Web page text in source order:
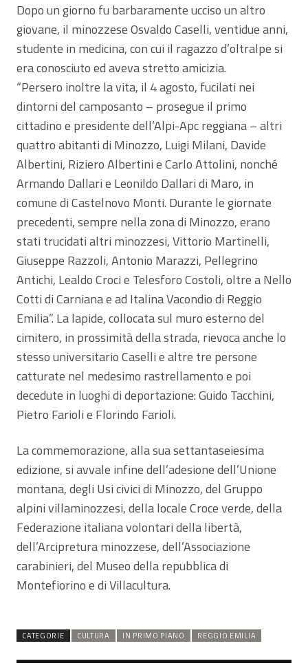
Dopo un giorno fu barbaramente ucciso un altro
giovane, il minozzese Osvaldo Caselli, ventidue anni,
studente in medicina, con cui il ragazzo d’oltralpe si
era conosciuto ed aveva stretto amicizia.
“Persero inoltre la vita, il 4 agosto, fucilati nei
dintorni del camposanto – prosegue il primo
cittadino e presidente dell’Alpi-Apc reggiana – altri
quattro abitanti di Minozzo, Luigi Milani, Davide
Albertini, Riziero Albertini e Carlo Attolini, nonché
Armando Dallari e Leonildo Dallari di Maro, in
comune di Castelnovo Monti. Durante le giornate
precedenti, sempre nella zona di Minozzo, erano
stati trucidati altri minozzesi, Vittorio Martinelli,
Giuseppe Razzoli, Antonio Marazzi, Pellegrino
Antichi, Lealdo Croci e Telesforo Costoli, oltre a Nello
Cotti di Carniana e ad Italina Vacondio di Reggio
Emilia”. La lapide, collocata sul muro esterno del
cimitero, in prossimità della strada, rievoca anche lo
stesso universitario Caselli e altre tre persone
catturate nel medesimo rastrellamento e poi
decedute in luoghi di deportazione: Guido Tacchini,
Pietro Farioli e Florindo Farioli.
La commemorazione, alla sua settantaseiesima
edizione, si avvale infine dell’adesione dell’Unione
montana, degli Usi civici di Minozzo, del Gruppo
alpini villaminozzesi, della locale Croce verde, della
Federazione italiana volontari della libertà,
dell’Arcipretura minozzese, dell’Associazione
carabinieri, del Museo della repubblica di
Montefiorino e di Villacultura.
CATEGORIE CULTURA IN PRIMO PIANO REGGIO EMILIA